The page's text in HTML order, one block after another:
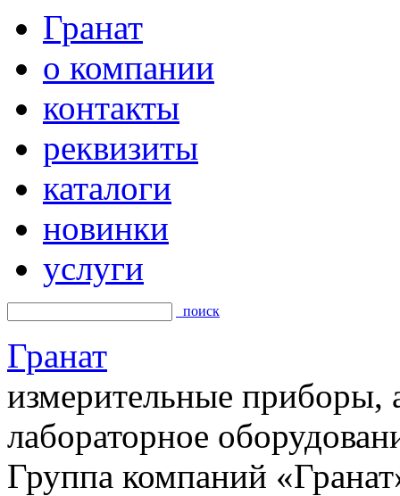
Гранат
о компании
контакты
реквизиты
каталоги
новинки
услуги
поиск
Гранат
измерительные приборы,
лабораторное
Группа компаний